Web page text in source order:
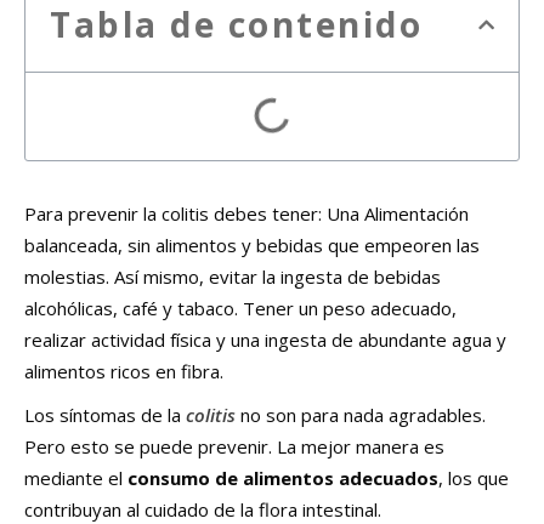
Tabla de contenido
Para prevenir la colitis debes tener: Una Alimentación
balanceada, sin alimentos y bebidas que empeoren las
molestias. Así mismo, evitar la ingesta de bebidas
alcohólicas, café y tabaco. Tener un peso adecuado,
realizar actividad física y una ingesta de abundante agua y
alimentos ricos en fibra.
Los síntomas de la colitis no son para nada agradables.
Pero esto se puede prevenir. La mejor manera es
mediante el consumo de alimentos adecuados, los que
contribuyan al cuidado de la flora intestinal.